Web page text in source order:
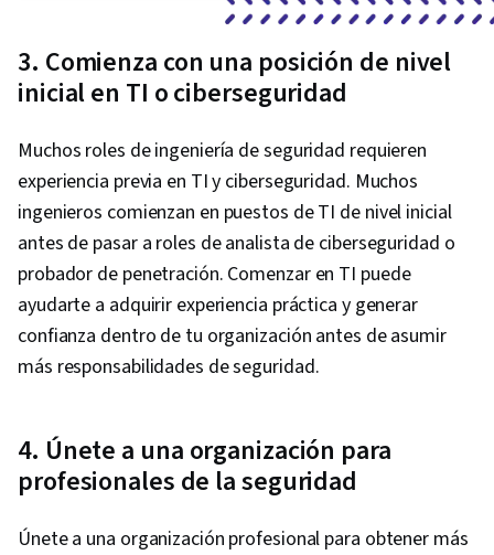
3. Comienza con una posición de nivel
inicial en TI o ciberseguridad
Muchos roles de ingeniería de seguridad requieren
experiencia previa en TI y ciberseguridad. Muchos
ingenieros comienzan en puestos de TI de nivel inicial
antes de pasar a roles de analista de ciberseguridad o
probador de penetración. Comenzar en TI puede
ayudarte a adquirir experiencia práctica y generar
confianza dentro de tu organización antes de asumir
más responsabilidades de seguridad.
4. Únete a una organización para
profesionales de la seguridad
Únete a una organización profesional para obtener más